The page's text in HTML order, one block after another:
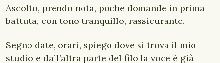
Ascolto, prendo nota, poche domande in prima
battuta, con tono tranquillo, rassicurante.
Segno date, orari, spiego dove si trova il mio
studio e dall’altra parte del filo la voce è già